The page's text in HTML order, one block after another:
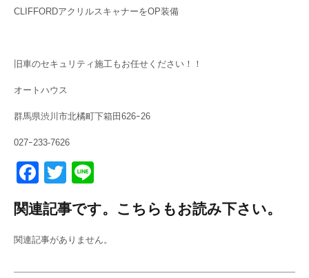
CLIFFORDアクリルスキャナーをOP装備
旧車のセキュリティ施工もお任せください！！
オートハウス
群馬県渋川市北橘町下箱田626ｰ26
027ｰ233-7626
F
a
c
e
T
tt
er
e
関連記事です。こちらもお読み下さい。
関連記事がありません。